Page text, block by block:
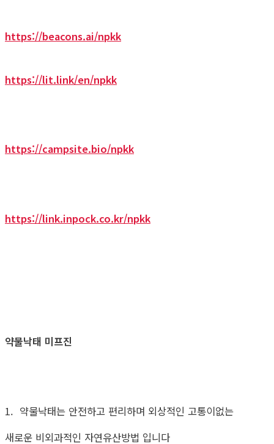
https://beacons.ai/npkk
https://lit.link/en/npkk
https://campsite.bio/npkk
https://link.inpock.co.kr/npkk
약물낙태 미프진
1. 약물낙태는 안전하고 편리하며 외상적인 고통이없는
새로운 비외과적인 자연유산방법 입니다